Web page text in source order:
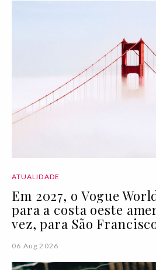
ATUALIDADE
Em 2027, o Vogue
para a costa oeste
vez, para São
06 Aug 2026